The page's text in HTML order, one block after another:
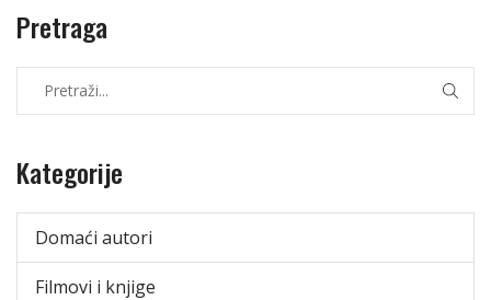
Pretraga
Kategorije
Domaći autori
Filmovi i knjige